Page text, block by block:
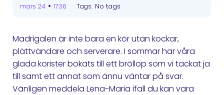
mars 24 • 17:36 Tags: No tags
Madrigalen är inte bara en kör utan kockar,
plättvändare och serverare. I sommar har våra
glada korister bokats till ett bröllop som vi tackat ja
till samt ett annat som ännu väntar på svar.
Vänligen meddela Lena-Maria ifall du kan vara